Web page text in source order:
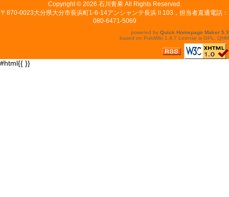
Copyright © 2026 石川青果All Rights Reserved.
〒870-0023大分県大分市長浜町1-6-14アンシャンテ長浜Ⅱ103，担当者直通電話：
080-6471-5069
powered by Quick Homepage Maker 5.3
based on PukiWiki 1.4.7 License is GPL. QHM
#html{{ }}